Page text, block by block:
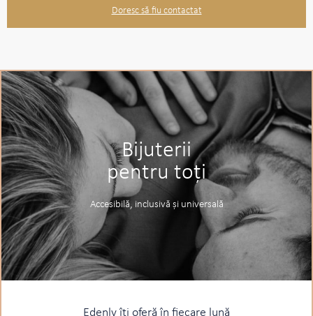
Doresc să fiu contactat
Bijuterii
pentru toți
Accesibilă, inclusivă și universală
Edenly îți oferă în fiecare lună